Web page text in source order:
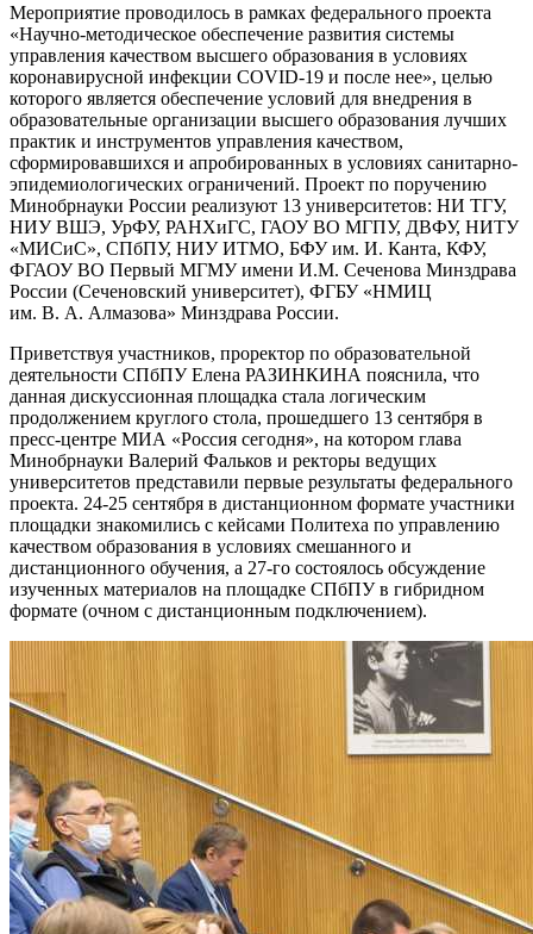
Мероприятие проводилось в рамках федерального проекта
«Научно-методическое обеспечение развития системы
управления качеством высшего образования в условиях
коронавирусной инфекции COVID-19 и после нее», целью
которого является обеспечение условий для внедрения в
образовательные организации высшего образования лучших
практик и инструментов управления качеством,
сформировавшихся и апробированных в условиях санитарно-
эпидемиологических ограничений. Проект по поручению
Минобрнауки России реализуют 13 университетов: НИ ТГУ,
НИУ ВШЭ, УрФУ, РАНХиГС, ГАОУ ВО МГПУ, ДВФУ, НИТУ
«МИСиС», СПбПУ, НИУ ИТМО, БФУ им. И. Канта, КФУ,
ФГАОУ ВО Первый МГМУ имени И.М. Сеченова Минздрава
России (Сеченовский университет), ФГБУ «НМИЦ
им. В. А. Алмазова» Минздрава России.
Приветствуя участников, проректор по образовательной
деятельности СПбПУ Елена РАЗИНКИНА пояснила, что
данная дискуссионная площадка стала логическим
продолжением круглого стола, прошедшего 13 сентября в
пресс-центре МИА «Россия сегодня», на котором глава
Минобрнауки Валерий Фальков и ректоры ведущих
университетов представили первые результаты федерального
проекта. 24-25 сентября в дистанционном формате участники
площадки знакомились с кейсами Политеха по управлению
качеством образования в условиях смешанного и
дистанционного обучения, а 27-го состоялось обсуждение
изученных материалов на площадке СПбПУ в гибридном
формате (очном с дистанционным подключением).